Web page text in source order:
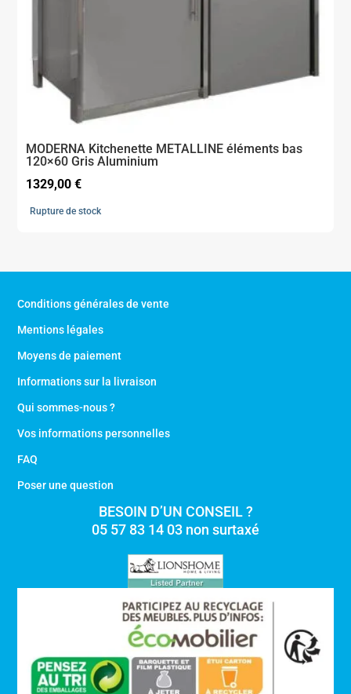
MODERNA Kitchenette METALLINE éléments bas
120×60 Gris Aluminium
1329,00€
Rupture de stock
Conditions générales de vente
Mentions légales
Moyens de paiement
Informations sur la livraison
Qui sommes-nous ?
Vos informations personnelles
FAQ
Poser une question
BESOIN D’UN CONSEIL ?
05 57 83 14 03 non surtaxé